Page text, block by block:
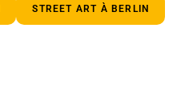
STREET ART À BERLIN